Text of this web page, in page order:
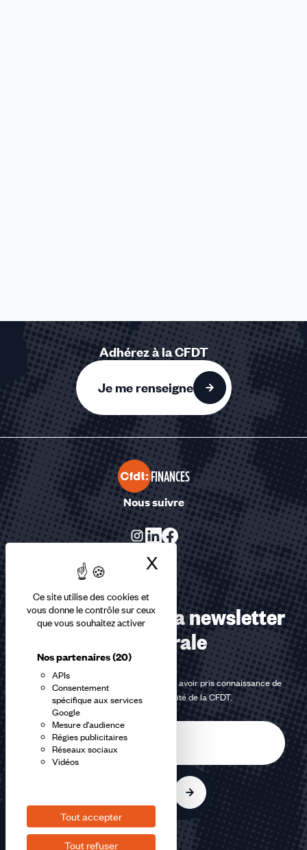
Ce site utilise des cookies et
vous donne le contrôle sur ceux
que vous souhaitez activer
Nos partenaires(20)
APIs
Consentement
spécifique aux services
Google
Mesure d'audience
Régies publicitaires
Réseaux sociaux
Vidéos
Tout accepter
Tout refuser
X Masquer le
Adhérez à la CFDT
Je me renseigne
FINANCES
Nous suivre
Abonnez-vous à la newsletter
confédérale
En m'inscrivant à la newsletter, j'affirme avoir pris connaissance de
lapolitique de confidentialité de la CFDT.